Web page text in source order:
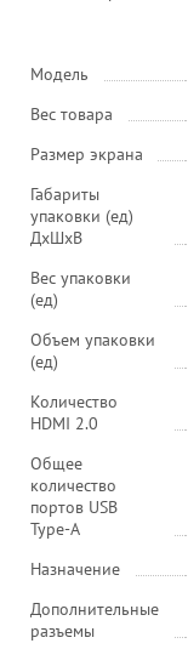
Модель
Вес товара
Размер экрана
Габариты
упаковки (ед)
ДхШхВ
Вес упаковки
(ед)
Объем упаковки
(ед)
Количество
HDMI 2.0
Общее
количество
портов USB
Type-A
Назначение
Дополнительные
разъемы